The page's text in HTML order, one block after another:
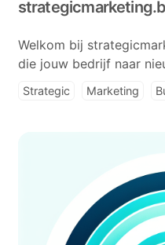
Welkom bij
die jouw bedrijf naar
Strategic Marketing